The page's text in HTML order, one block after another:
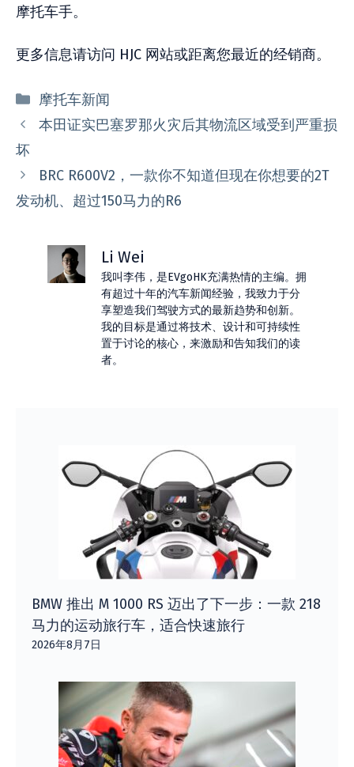
摩托车手。
更多信息请访问 HJC 网站或距离您最近的经销商。
分
类
摩托车新闻
本田证实巴塞罗那火灾后其物流区域受到严重损
坏
BRC R600V2，一款你不知道但现在你想要的2T
发动机、超过150马力的R6
Li Wei
我叫李伟，是EVgoHK充满热情的主编。拥
有超过十年的汽车新闻经验，我致力于分
享塑造我们驾驶方式的最新趋势和创新。
我的目标是通过将技术、设计和可持续性
置于讨论的核心，来激励和告知我们的读
者。
BMW 推出 M 1000 RS 迈出了下一步：一款 218
马力的运动旅行车，适合快速旅行
2026年8月7日